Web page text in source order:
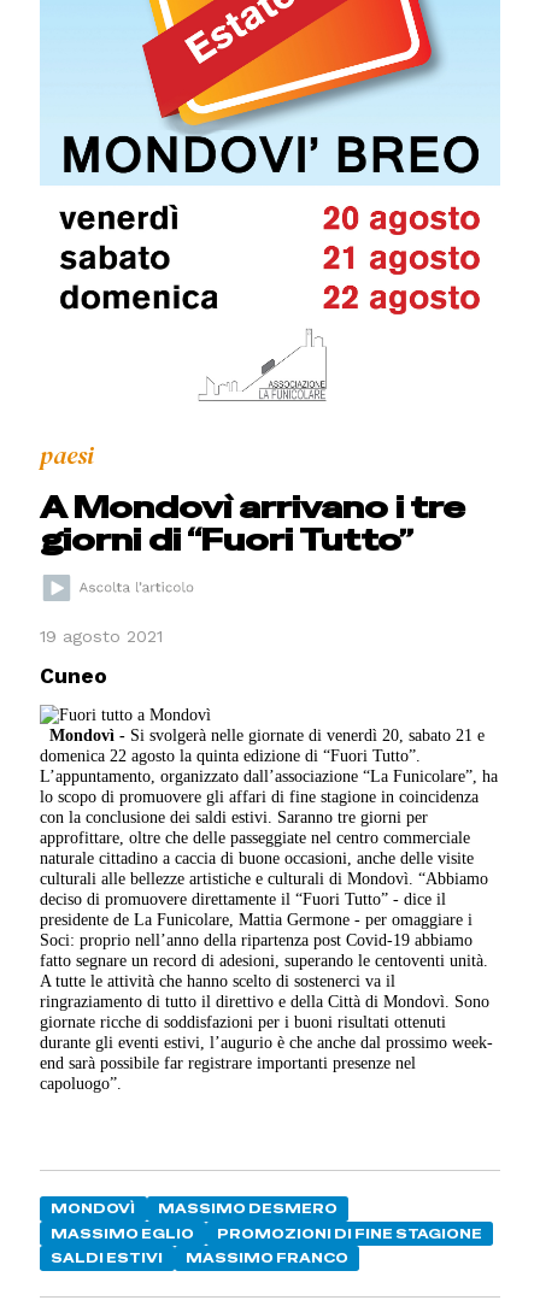
paesi
A Mondovì arrivano i tre
giorni di “Fuori Tutto”
19 agosto 2021
Cuneo
Mondovì - Si svolgerà nelle giornate di venerdì 20, sabato 21 e
domenica 22 agosto la quinta edizione di “Fuori Tutto”.
L’appuntamento, organizzato dall’associazione “La Funicolare”, ha
lo scopo di promuovere gli affari di fine stagione in coincidenza
con la conclusione dei saldi estivi. Saranno tre giorni per
approfittare, oltre che delle passeggiate nel centro commerciale
naturale cittadino a caccia di buone occasioni, anche delle visite
culturali alle bellezze artistiche e culturali di Mondovì. “Abbiamo
deciso di promuovere direttamente il “Fuori Tutto” - dice il
presidente de La Funicolare, Mattia Germone - per omaggiare i
Soci: proprio nell’anno della ripartenza post Covid-19 abbiamo
fatto segnare un record di adesioni, superando le centoventi unità.
A tutte le attività che hanno scelto di sostenerci va il
ringraziamento di tutto il direttivo e della Città di Mondovì. Sono
giornate ricche di soddisfazioni per i buoni risultati ottenuti
durante gli eventi estivi, l’augurio è che anche dal prossimo week-
end sarà possibile far registrare importanti presenze nel
capoluogo”.
MONDOVÌ
MASSIMO DESMERO
MASSIMO EGLIO
PROMOZIONI DI FINE STAGIONE
SALDI ESTIVI
MASSIMO FRANCO